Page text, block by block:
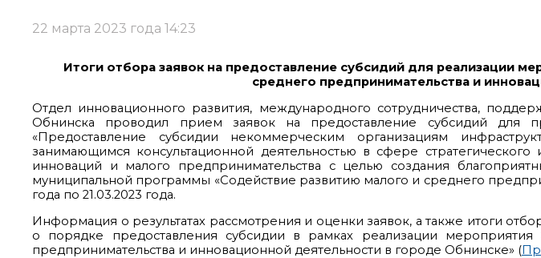
22 марта 2023 года 14:23
Итоги отбора заявок на предоставление субсидий для реализации
среднего предпринимательства и
Отдел инновационного развития, международного сотрудничества,
Обнинска проводил прием заявок на предоставление субсидий для
«Предоставление субсидии некоммерческим организациям
занимающимся консультационной деятельностью в сфере
инноваций и малого предпринимательства с целью создания
муниципальной программы «Содействие развитию малого и среднего
года по 21.03.2023 года.
Информация о результатах рассмотрения и оценки заявок, а также итоги
о порядке предоставления субсидии в рамках реализации
предпринимательства и инновационной деятельности в городе Обнинске» (